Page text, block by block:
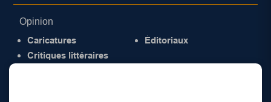
Opinion
Caricatures
Critiques littéraires
Éditoriaux